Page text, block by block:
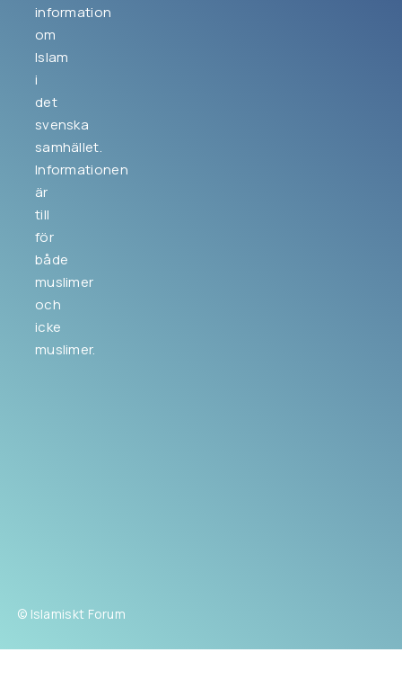
information
om
Islam
i
det
svenska
samhället.
Informationen
är
till
för
både
muslimer
och
icke
muslimer.
© Islamiskt Forum